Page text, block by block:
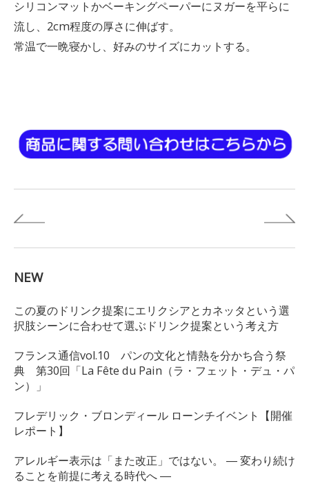
シリコンマットかベーキングペーパーにヌガーを平らに
流し、2cm程度の厚さに伸ばす。
常温で一晩寝かし、好みのサイズにカットする。
NEW
この夏のドリンク提案にエリクシアとカネッタという選
択肢シーンに合わせて選ぶドリンク提案という考え方
フランス通信vol.10 パンの文化と情熱を分かち合う祭
典 第30回「La Fête du Pain（ラ・フェット・デュ・パ
ン）」
フレデリック・ブロンディール ローンチイベント【開催
レポート】
アレルギー表示は「また改正」ではない。 ― 変わり続け
ることを前提に考える時代へ ―